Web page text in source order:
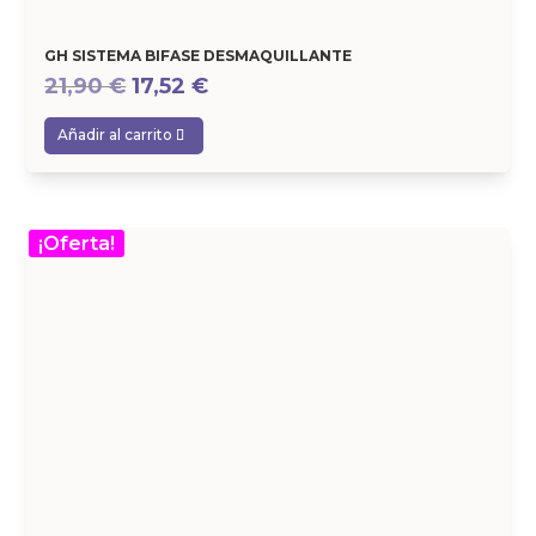
GH SISTEMA BIFASE DESMAQUILLANTE
21,90€ El
precio
original
era:
17,52€El
es:
Añadir al carrito
¡Oferta!